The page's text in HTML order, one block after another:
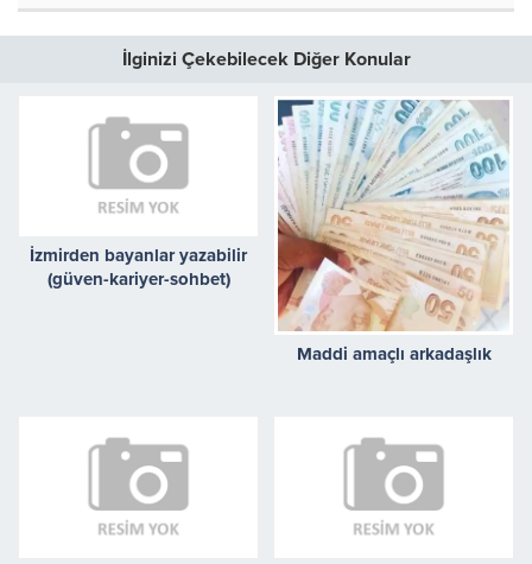
İlginizi Çekebilecek Diğer Konular
İzmirden bayanlar yazabilir
(güven-kariyer-sohbet)
Maddi amaçlı arkadaşlık